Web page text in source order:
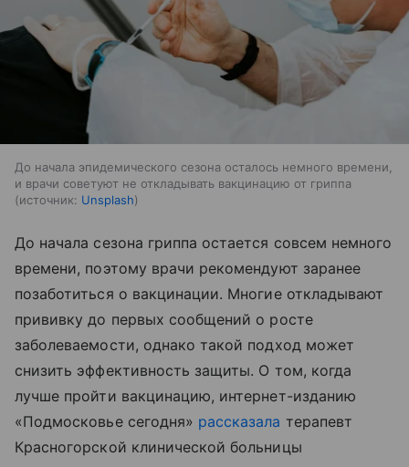
До начала эпидемического сезона осталось немного времени,
и врачи советуют не откладывать вакцинацию от гриппа
источник: Unsplash
До начала сезона гриппа остается совсем немного
времени, поэтому врачи рекомендуют заранее
позаботиться о вакцинации. Многие откладывают
прививку до первых сообщений о росте
заболеваемости, однако такой подход может
снизить эффективность защиты. О том, когда
лучше пройти вакцинацию, интернет-изданию
«Подмосковье сегодня» рассказала терапевт
Красногорской клинической больницы